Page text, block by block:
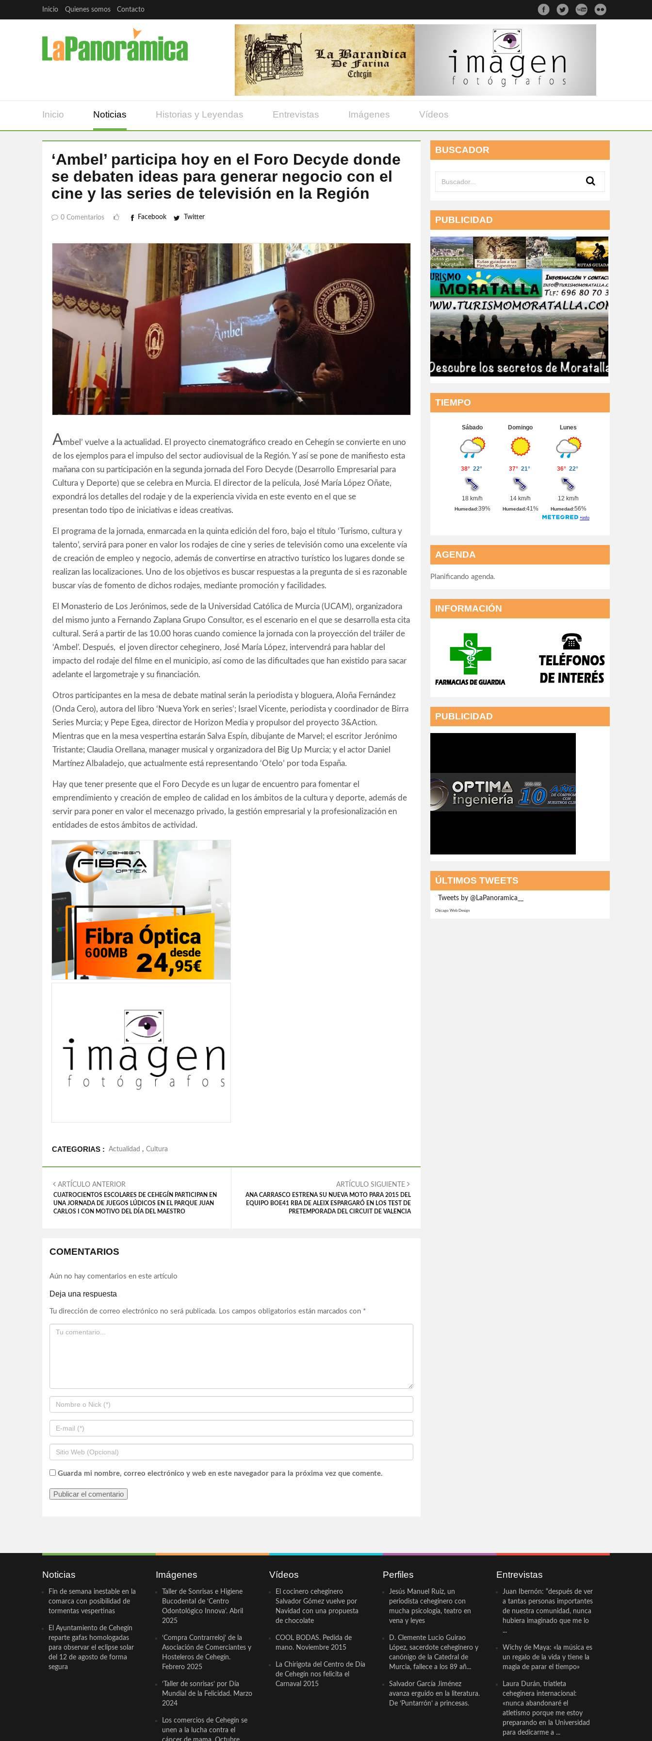
Inicio Quienes somos Contacto
Inicio Noticias Historias y Leyendas Entrevistas Imágenes Vídeos
‘Ambel’ participa hoy en el Foro Decyde donde
se debaten ideas para generar negocio con el
cine y las series de televisión en la Región
0 Comentarios Facebook Twitter
Ambel’ vuelve a la actualidad. El proyecto cinematográfico creado en Cehegín se convierte en uno
de los ejemplos para el impulso del sector audiovisual de la Región. Y así se pone de manifiesto esta
mañana con su participación en la segunda jornada del Foro Decyde (Desarrollo Empresarial para
Cultura y Deporte) que se celebra en Murcia. El director de la película, José María López Oñate,
expondrá los detalles del rodaje y de la experiencia vivida en este evento en el que se
presentan todo tipo de iniciativas e ideas creativas.
El programa de la jornada, enmarcada en la quinta edición del foro, bajo el título ‘Turismo, cultura y
talento’, servirá para poner en valor los rodajes de cine y series de televisión como una excelente vía
de creación de empleo y negocio, además de convertirse en atractivo turístico los lugares donde se
realizan las localizaciones. Uno de los objetivos es buscar respuestas a la pregunta de si es razonable
buscar vías de fomento de dichos rodajes, mediante promoción y facilidades.
El Monasterio de Los Jerónimos, sede de la Universidad Católica de Murcia (UCAM), organizadora
del mismo junto a Fernando Zaplana Grupo Consultor, es el escenario en el que se desarrolla esta cita
cultural. Será a partir de las 10.00 horas cuando comience la jornada con la proyección del tráiler de
‘Ambel’. Después, el joven director ceheginero, José María López, intervendrá para hablar del
impacto del rodaje del filme en el municipio, así como de las dificultades que han existido para sacar
adelante el largometraje y su financiación.
Otros participantes en la mesa de debate matinal serán la periodista y bloguera, Aloña Fernández
(Onda Cero), autora del libro ‘Nueva York en series’; Israel Vicente, periodista y coordinador de Birra
Series Murcia; y Pepe Egea, director de Horizon Media y propulsor del proyecto 3&Action.
Mientras que en la mesa vespertina estarán Salva Espín, dibujante de Marvel; el escritor Jerónimo
Tristante; Claudia Orellana, manager musical y organizadora del Big Up Murcia; y el actor Daniel
Martínez Albaladejo, que actualmente está representando ‘Otelo’ por toda España.
Hay que tener presente que el Foro Decyde es un lugar de encuentro para fomentar el
emprendimiento y creación de empleo de calidad en los ámbitos de la cultura y deporte, además de
servir para poner en valor el mecenazgo privado, la gestión empresarial y la profesionalización en
entidades de estos ámbitos de actividad.
CATEGORIAS : Actualidad , Cultura
ARTÍCULO ANTERIOR
CUATROCIENTOS ESCOLARES DE CEHEGÍN PARTICIPAN EN
UNA JORNADA DE JUEGOS LÚDICOS EN EL PARQUE JUAN
CARLOS I CON MOTIVO DEL DÍA DEL MAESTRO
ARTÍCULO SIGUIENTE
ANA CARRASCO ESTRENA SU NUEVA MOTO PARA 2015 DEL
EQUIPO BOE41 RBA DE ALEIX ESPARGARÓ EN LOS TEST DE
PRETEMPORADA DEL CIRCUIT DE VALENCIA
COMENTARIOS
Aún no hay comentarios en este artículo
Deja una respuesta
Tu dirección de correo electrónico no será publicada. Los campos obligatorios están marcados con *
Guarda mi nombre, correo electrónico y web en este navegador para la próxima vez que comente.
BUSCADOR
PUBLICIDAD
TIEMPO
AGENDA
Planificando agenda.
INFORMACIÓN
PUBLICIDAD
ÚLTIMOS TWEETS
Tweets by @LaPanoramica__
Chicago Web Design
Noticias
Fin de semana inestable en la
comarca con posibilidad de
tormentas vespertinas
El Ayuntamiento de Cehegín
reparte gafas homologadas
para observar el eclipse solar
del 12 de agosto de forma
segura
Imágenes
Taller de Sonrisas e Higiene
Bucodental de ‘Centro
Odontológico Innova’. Abril
2025
‘Compra Contrarreloj’ de la
Asociación de Comerciantes y
Hosteleros de Cehegín.
Febrero 2025
‘Taller de sonrisas’ por Día
Mundial de la Felicidad. Marzo
2024
Los comercios de Cehegín se
unen a la lucha contra el
Vídeos
El cocinero ceheginero
Salvador Gómez vuelve por
Navidad con una propuesta
de chocolate
COOL BODAS. Pedida de
mano. Noviembre 2015
La Chirigota del Centro de Día
de Cehegín nos felicita el
Carnaval 2015
Perfiles
Jesús Manuel Ruiz, un
periodista ceheginero con
mucha psicología, teatro en
vena y leyes
D. Clemente Lucio Guirao
López, sacerdote ceheginero y
canónigo de la Catedral de
Murcia, fallece a los 89 añ...
Salvador García Jiménez
avanza erguido en la literatura.
De ‘Puntarrón’ a princesas.
Entrevistas
Juan Ibernón: “después de ver
a tantas personas importantes
de nuestra comunidad, nunca
hubiera imaginado que me lo
...
Wichy de Maya: «la música es
un regalo de la vida y tiene la
magia de parar el tiempo»
Laura Durán, triatleta
ceheginera internacional:
«nunca abandonaré el
atletismo porque me estoy
preparando en la Universidad
para dedicarme a ...